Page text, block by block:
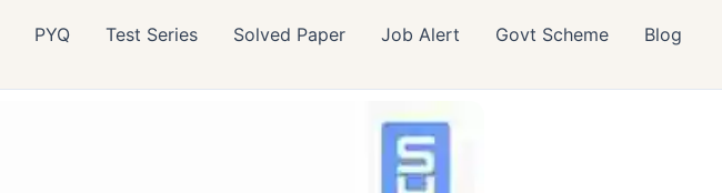
PYQ Test Series Solved Paper Job Alert Govt Scheme Blog